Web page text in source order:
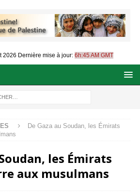
2026 Dernière mise à jour: 6h:45 AM GMT
De Gaza au Soudan, les Émirats
les Émirats
aux musulmans